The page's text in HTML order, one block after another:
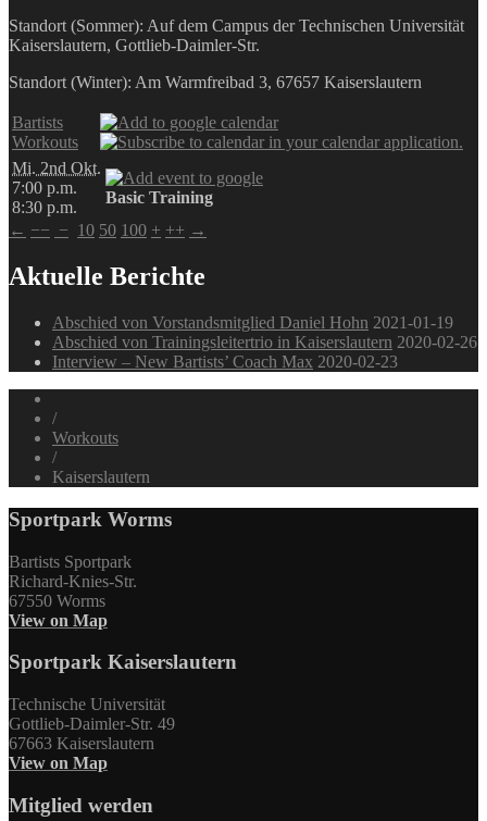
Standort (Sommer): Auf dem Campus der Technischen Universität
Kaiserslautern, Gottlieb-Daimler-Str.
Standort (Winter): Am Warmfreibad 3, 67657 Kaiserslautern
Bartists
Workouts
Mi. 2nd Okt.
7:00 p.m.
8:30 p.m.
Basic Training
← −− − 10 50 100 + ++ →
Aktuelle Berichte
Abschied von Vorstandsmitglied Daniel Hohn 2021-01-19
Abschied von Trainingsleitertrio in Kaiserslautern 2020-02-26
Interview – New Bartists’ Coach Max 2020-02-23
/
Workouts
/
Kaiserslautern
Sportpark Worms
Bartists Sportpark
Richard-Knies-Str.
67550 Worms
View on Map
Sportpark Kaiserslautern
Technische Universität
Gottlieb-Daimler-Str. 49
67663 Kaiserslautern
View on Map
Mitglied werden